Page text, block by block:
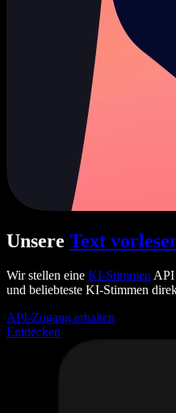
Unsere Text
Wir stellen eine KI-Stimmen API
und beliebteste KI-Stimmen
API-Zugang erhalten
Entdecken